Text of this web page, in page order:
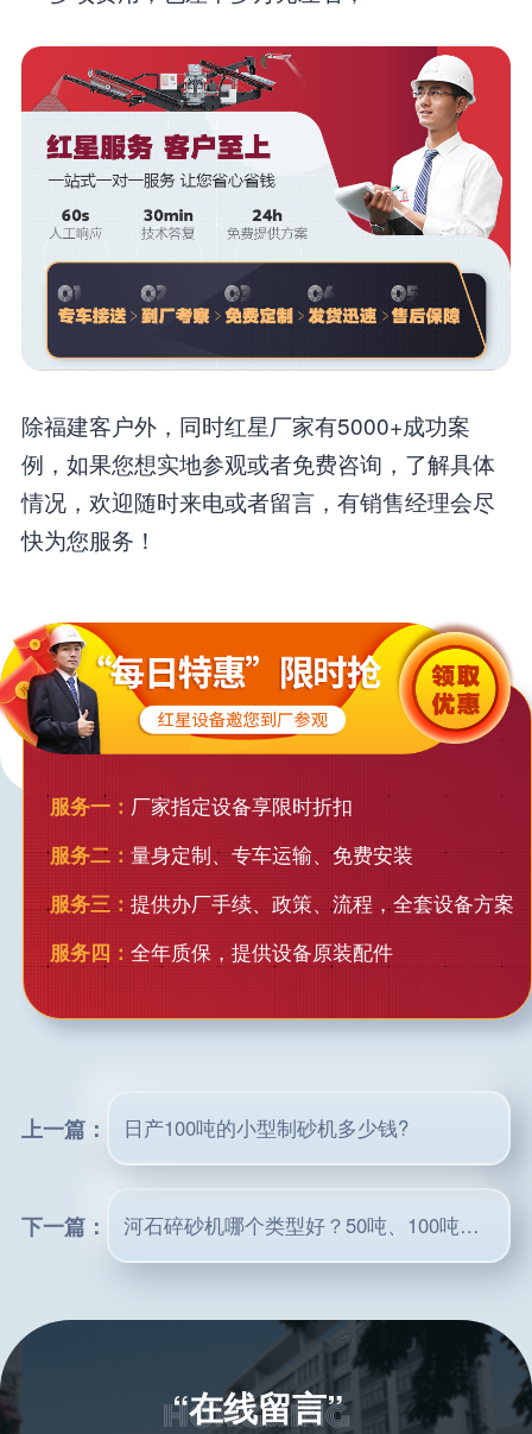
除福建客户外，同时红星厂家有5000+成功案
例，如果您想实地参观或者免费咨询，了解具体
情况，欢迎随时来电或者留言，有销售经理会尽
快为您服务！
服务一： 厂家指定设备享限时折扣
服务二： 量身定制、专车运输、免费安装
服务三： 提供办厂手续、政策、流程，全套设备方案
服务四： 全年质保，提供设备原装配件
上一篇： 日产100吨的小型制砂机多少钱?
下一篇： 河石碎砂机哪个类型好？50吨、100吨、200吨碎砂生产线如何配置
“在线留言”